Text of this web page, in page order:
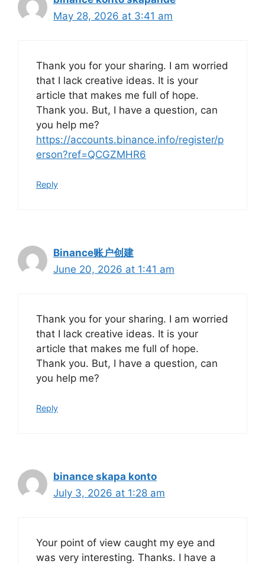
May 28, 2026 at 3:41 am
Thank you for your sharing. I am worried
that I lack creative ideas. It is your
article that makes me full of hope.
Thank you. But, I have a question, can
you help me?
https://accounts.binance.info/register/p
erson?ref=QCGZMHR6
Reply
Binance账户创建
June 20, 2026 at 1:41 am
Thank you for your sharing. I am worried
that I lack creative ideas. It is your
article that makes me full of hope.
Thank you. But, I have a question, can
you help me?
Reply
binance skapa konto
July 3, 2026 at 1:28 am
Your point of view caught my eye and
was very interesting. Thanks. I have a